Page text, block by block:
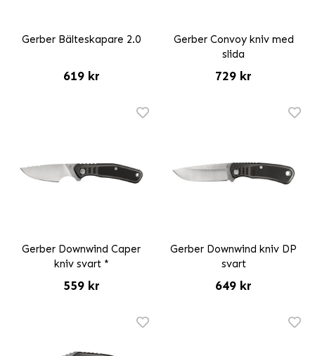
Gerber Bälteskapare 2.0
619 kr
Gerber Convoy kniv med
slida
729 kr
Gerber Downwind Caper
kniv svart *
559 kr
Gerber Downwind kniv DP
svart
649 kr